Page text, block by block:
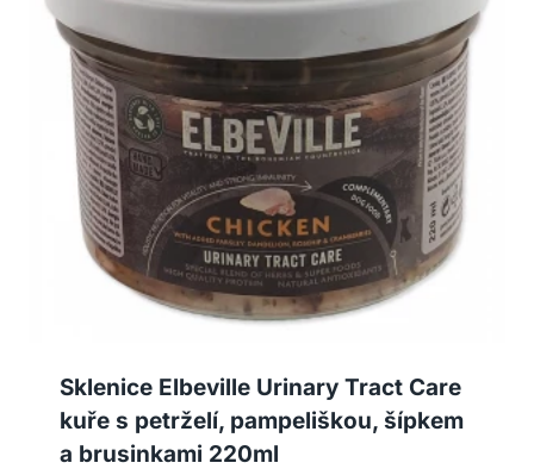
Sklenice Elbeville Urinary Tract Care
kuře s petrželí, pampeliškou, šípkem
a brusinkami 220ml